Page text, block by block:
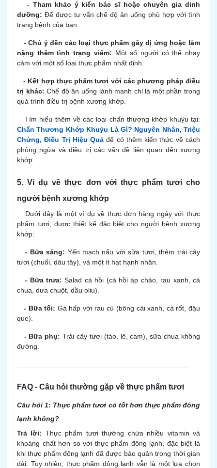
- Tham khảo ý kiến bác sĩ hoặc chuyên gia dinh
dưỡng: Để được tư vấn chế độ ăn uống phù hợp với tình
trạng bệnh của bạn.
-Chú ý đến các loại thực phẩm gây dị ứng hoặc làm
nặng thêm tình trạng viêm: Một số người có thể nhạy
cảm với một số loại thực phẩm nhất định.
- Kết hợp thực phẩm tươi với các phương pháp điều
trị khác: Chế độ ăn uống lành mạnh chỉ là một phần trong
quá trình điều trị bệnh xương khớp.
Tìm hiểu thêm về các loại chấn thương khớp khuỷu tại:
Chấn Thương Khớp Khuỷu Là Gì? Nguyên Nhân, Triệu
Chứng, Điều Trị Hiệu Quả để có thêm kiến thức về cách
phòng ngừa và điều trị các vấn đề liên quan đến xương
khớp.
5. Ví dụ về thực đơn với thực phẩm tươi cho
người bệnh xương khớp
Dưới đây là một ví dụ về thực đơn hàng ngày với thực
phẩm tươi, được thiết kế đặc biệt cho người bệnh xương
khớp:
- Bữa sáng: Yến mạch nấu với sữa tươi, thêm trái cây
tươi (chuối, dâu tây), và một ít hạt hạnh nhân.
- Bữa trưa: Salad cá hồi (cá hồi áp chảo, rau xanh, cà
chua, dưa chuột, dầu oliu).
- Bữa tối: Gà hấp với rau củ (bông cải xanh, cà rốt, đậu
que).
- Bữa phụ: Trái cây tươi (táo, lê, cam), sữa chua không
đường.
FAQ - Câu hỏi thường gặp về thực phẩm tươi
Câu hỏi 1: Thực phẩm tươi có tốt hơn thực phẩm đông
lạnh không?
Trả lời: Thực phẩm tươi thường chứa nhiều vitamin và
khoáng chất hơn so với thực phẩm đông lạnh, đặc biệt là
khi thực phẩm đông lạnh đã được bảo quản trong thời gian
dài. Tuy nhiên, thực phẩm đông lạnh vẫn là một lựa chọn